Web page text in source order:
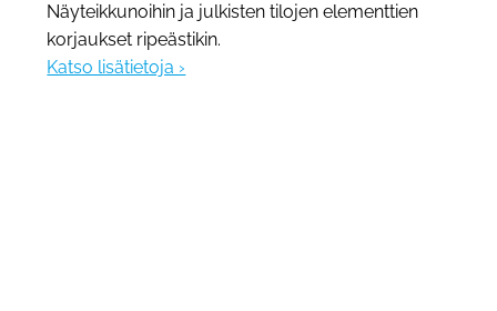
Näyteikkunoihin ja julkisten tilojen elementtien
korjaukset ripeästikin.
Katso lisätietoja ›